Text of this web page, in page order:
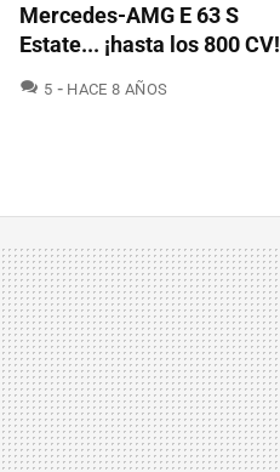
Mercedes-AMG E 63 S
Estate... ¡hasta los 800 CV!
5 COMENTARIOS
HACE 8 AÑOS